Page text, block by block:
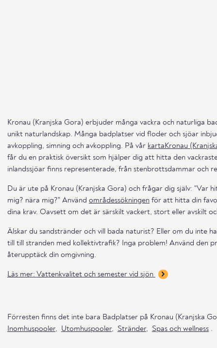
Kronau (Kranjska Gora) erbjuder många vackra och naturliga
unikt naturlandskap. Många badplatser vid floder och sjöar
avkoppling, simning och avkoppling. På vår kartaKronau
får du en praktisk översikt som hjälper dig att hitta den
inlandssjöar finns representerade, från stenbrottsdammar och
Du är ute på Kronau (Kranjska Gora) och frågar dig själv: "Var
mig? nära mig?" Använd områdessökningen för att hitta din
dina krav. Oavsett om det är särskilt vackert, stort eller avskilt
Älskar du sandstränder och vill bada naturist? Eller om du inte
till till stranden med kollektivtrafik? Inga problem! Använd den
återupptäck din omgivning.
Läs mer: Vattenkvalitet och semester vid sjön
Förresten finns det inte bara Badplatser på Kronau (Kranjska
Inomhuspooler, Utomhuspooler, Stränder, Spas och wellness .